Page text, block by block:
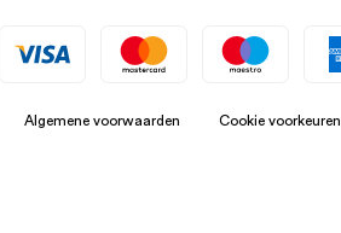
Algemene voorwaarden Cookie voorkeuren